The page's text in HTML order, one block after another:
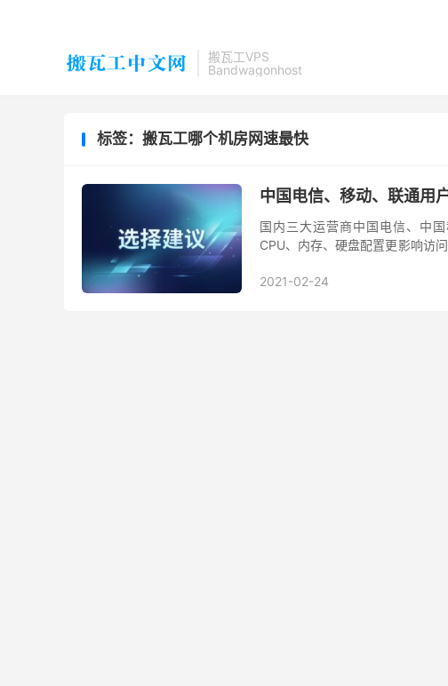
搬瓦工VPS
Bandwagonhost
标签：搬瓦工哪个机房网速最快
中国电信、移动、联通用
国内三大运营商中国电信、中
CPU、内存、硬盘配置更影响访
2021-02-24